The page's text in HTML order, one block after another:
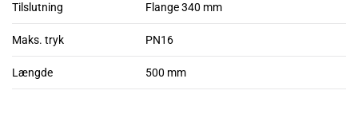
Tilslutning Flange 340 mm
Maks. tryk PN16
Længde 500 mm